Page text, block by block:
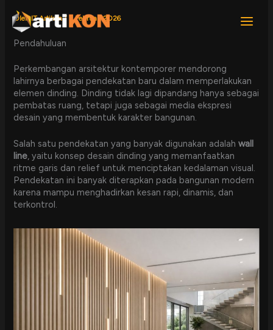
konten
OlehIT Artikon/ 2 Februari 2026
Pendahuluan
Perkembangan arsitektur kontemporer mendorong
lahirnya berbagai pendekatan baru dalam memperlakukan
elemen dinding. Dinding tidak lagi dipandang hanya sebagai
pembatas ruang, tetapi juga sebagai media ekspresi
desain yang membentuk karakter bangunan.
Salah satu pendekatan yang banyak digunakan adalahwall
line, yaitu konsep desain dinding yang memanfaatkan
ritme garis dan relief untuk menciptakan kedalaman visual.
Pendekatan ini banyak diterapkan pada bangunan modern
karena mampu menghadirkan kesan rapi, dinamis, dan
terkontrol.